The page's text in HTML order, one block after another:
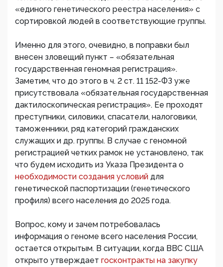
«единого генетического реестра населения» с
сортировкой людей в соответствующие группы.
Именно для этого, очевидно, в поправки был
внесен зловещий пункт – «обязательная
государственная геномная регистрация».
Заметим, что до этого в ч. 2 ст. 11 152-ФЗ уже
присутствовала «обязательная государственная
дактилоскопическая регистрация». Ее проходят
преступники, силовики, спасатели, налоговики,
таможенники, ряд категорий гражданских
служащих и др. группы. В случае с геномной
регистрацией четких рамок не установлено, так
что будем исходить из Указа Президента о
необходимости создания условий для
генетической паспортизации (генетического
профиля) всего населения до 2025 года.
Вопрос, кому и зачем потребовалась
информация о геноме всего населения России,
остается открытым. В ситуации, когда ВВС США
открыто утверждает госконтракты на закупку